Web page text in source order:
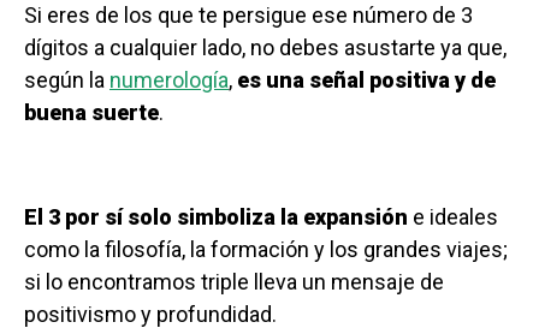
Si eres de los que te persigue ese número de 3
dígitos a cualquier lado, no debes asustarte ya que,
según la numerología, es una señal positiva y de
buena suerte.
El 3 por sí solo simboliza la expansión e ideales
como la filosofía, la formación y los grandes viajes;
si lo encontramos triple lleva un mensaje de
positivismo y profundidad.